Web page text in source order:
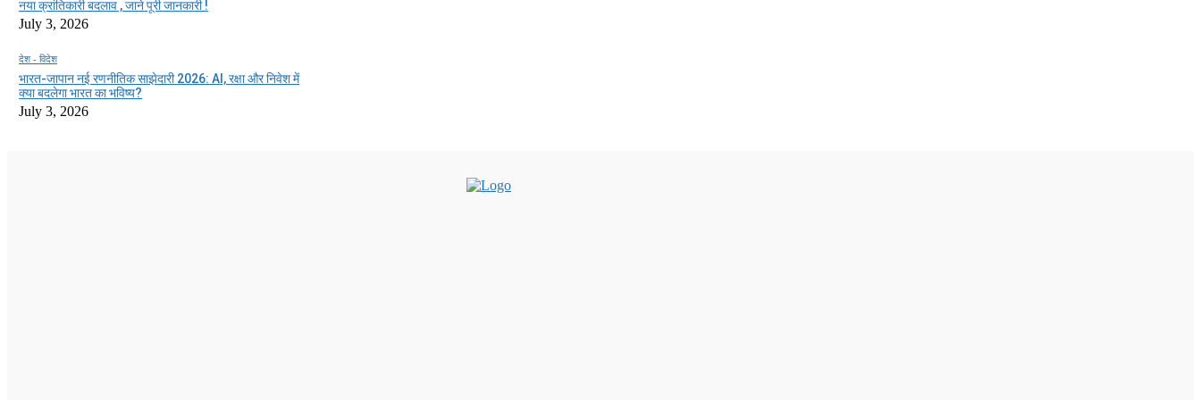
नया क्रांतिकारी बदलाव , जाने पूरी जानकारी !
July 3, 2026
देश - विदेश
भारत-जापान नई रणनीतिक साझेदारी 2026: AI, रक्षा और निवेश में
क्या बदलेगा भारत का भविष्य?
July 3, 2026